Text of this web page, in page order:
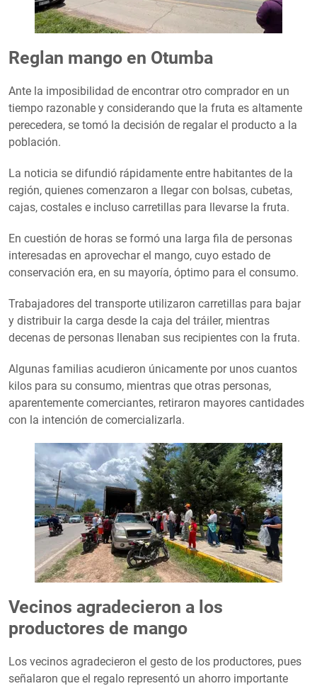
Reglan mango en Otumba
Ante la imposibilidad de encontrar otro comprador en un
tiempo razonable y considerando que la fruta es altamente
perecedera, se tomó la decisión de regalar el producto a la
población.
La noticia se difundió rápidamente entre habitantes de la
región, quienes comenzaron a llegar con bolsas, cubetas,
cajas, costales e incluso carretillas para llevarse la fruta.
En cuestión de horas se formó una larga fila de personas
interesadas en aprovechar el mango, cuyo estado de
conservación era, en su mayoría, óptimo para el consumo.
Trabajadores del transporte utilizaron carretillas para bajar
y distribuir la carga desde la caja del tráiler, mientras
decenas de personas llenaban sus recipientes con la fruta.
Algunas familias acudieron únicamente por unos cuantos
kilos para su consumo, mientras que otras personas,
aparentemente comerciantes, retiraron mayores cantidades
con la intención de comercializarla.
Vecinos agradecieron a los
productores de mango
Los vecinos agradecieron el gesto de los productores, pues
señalaron que el regalo representó un ahorro importante